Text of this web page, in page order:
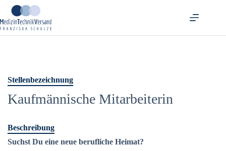
Zum
Inhalt
springen
Stellenbezeichnung
Kaufmännische Mitarbeiterin
Beschreibung
Suchst Du eine neue berufliche Heimat?